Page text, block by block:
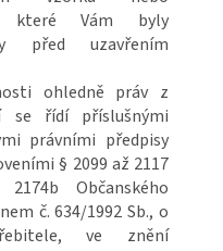
které Vám byly
před uzavřením
ohledně práv z
se řídí příslušnými
právními předpisy
§ 2099 až 2117
Občanského
č. 634/1992 Sb., o
ve znění